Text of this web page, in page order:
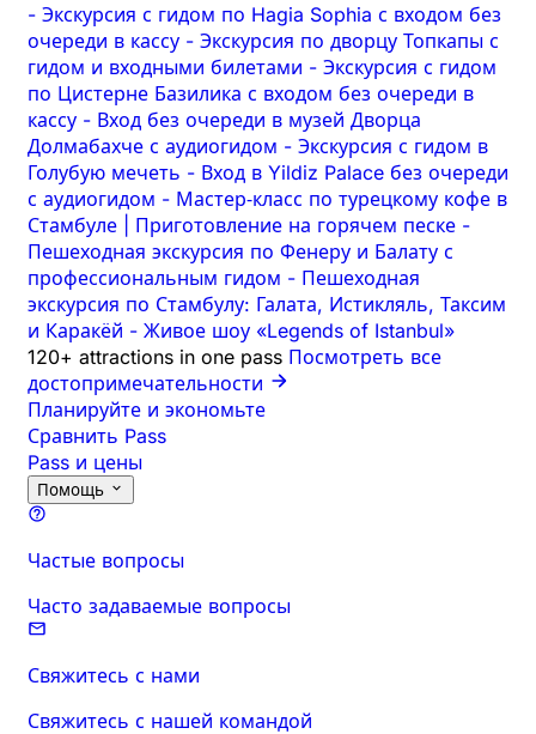
- Экскурсия с гидом по Hagia Sophia с входом без
очереди в кассу - Экскурсия по дворцу Топкапы с
гидом и входными билетами - Экскурсия с гидом
по Цистерне Базилика с входом без очереди в
кассу - Вход без очереди в музей Дворца
Долмабахче с аудиогидом - Экскурсия с гидом в
Голубую мечеть - Вход в Yildiz Palace без очереди
с аудиогидом - Мастер‑класс по турецкому кофе в
Стамбуле | Приготовление на горячем песке -
Пешеходная экскурсия по Фенеру и Балату с
профессиональным гидом - Пешеходная
экскурсия по Стамбулу: Галата, Истикляль, Таксим
и Каракёй - Живое шоу «Legends of Istanbul»
120+ attractions in one pass Посмотреть все
достопримечательности
Планируйте и экономьте
Сравнить Pass
Pass и цены
Помощь
Частые вопросы
Часто задаваемые вопросы
Свяжитесь с нами
Свяжитесь с нашей командой